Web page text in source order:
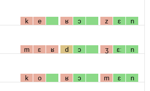
k e ʁ ɔ z ɛ n
m ɛ ʁ d ɔ ʒ ɛː n
k o ʁ ɔ m ɛ n